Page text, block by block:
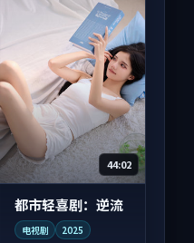
44:02
都市轻喜剧：逆流
电视剧 2025